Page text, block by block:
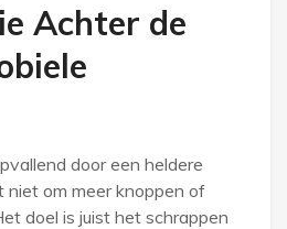
Achter de
door een heldere
niet om meer knoppen of
doel is juist het schrappen